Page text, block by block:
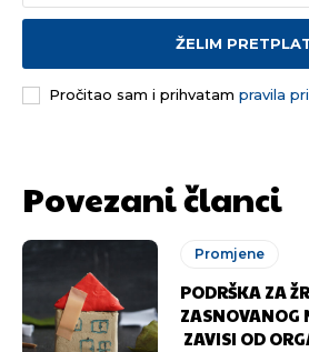
ŽELIM
Pročitao sam i prihvatam pravila
Povezani članci
Promjene
PODRŠKA ZA
ZASNOVANOG
ZAVISI OD